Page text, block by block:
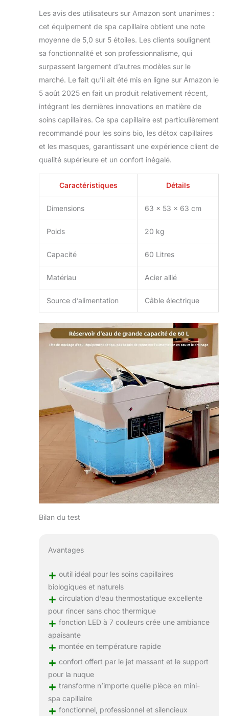
Les avis des utilisateurs sur Amazon sont unanimes :
cet équipement de spa capillaire obtient une note
moyenne de 5,0 sur 5 étoiles. Les clients soulignent
sa fonctionnalité et son professionnalisme, qui
surpassent largement d’autres modèles sur le
marché. Le fait qu’il ait été mis en ligne sur Amazon le
5 août 2025 en fait un produit relativement récent,
intégrant les dernières innovations en matière de
soins capillaires. Ce spa capillaire est particulièrement
recommandé pour les soins bio, les détox capillaires
et les masques, garantissant une expérience client de
qualité supérieure et un confort inégalé.
Caractéristiques Détails
Dimensions 63 x 53 x 63 cm
Poids 20 kg
Capacité 60 Litres
Matériau Acier allié
Source d’alimentation Câble électrique
Bilan du test
Avantages
+ outil idéal pour les soins capillaires
biologiques et naturels
+ circulation d’eau thermostatique excellente
pour rincer sans choc thermique
+ fonction LED à 7 couleurs crée une ambiance
apaisante
+ montée en température rapide
+ confort offert par le jet massant et le support
pour la nuque
+ transforme n’importe quelle pièce en mini-
spa capillaire
+ fonctionnel, professionnel et silencieux